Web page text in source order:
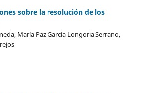
sobre la resolución de los
María Paz García Longoria Serrano,